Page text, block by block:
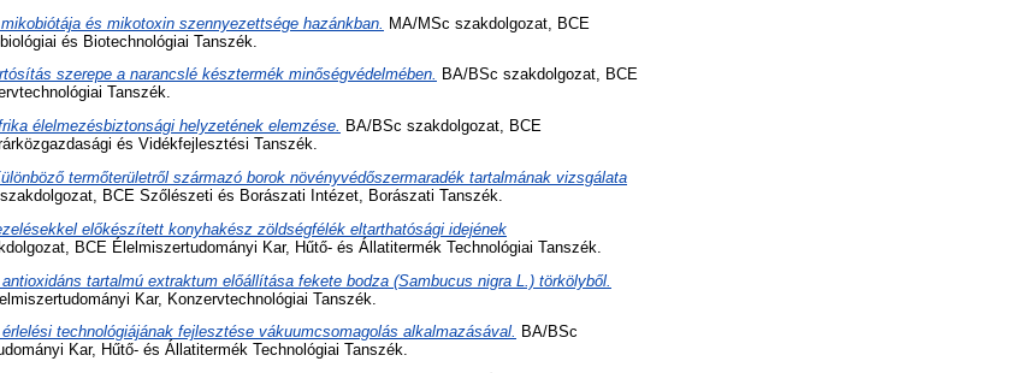
és mikotoxin szennyezettsége hazánkban. MA/MSc szakdolgozat, BCE
és Biotechnológiai Tanszék.
szerepe a narancslé késztermék minőségvédelmében. BA/BSc szakdolgozat, BCE
Tanszék.
élelmezésbiztonsági helyzetének elemzése. BA/BSc szakdolgozat, BCE
és Vidékfejlesztési Tanszék.
termőterületről származó borok növényvédőszermaradék tartalmának vizsgálata
BCE Szőlészeti és Borászati Intézet, Borászati Tanszék.
előkészített konyhakész zöldségfélék eltarthatósági idejének
BCE Élelmiszertudományi Kar, Hűtő- és Állatitermék Technológiai Tanszék.
tartalmú extraktum előállítása fekete bodza (Sambucus nigra L.) törkölyből.
Kar, Konzervtechnológiai Tanszék.
technológiájának fejlesztése vákuumcsomagolás alkalmazásával. BA/BSc
Kar, Hűtő- és Állatitermék Technológiai Tanszék.